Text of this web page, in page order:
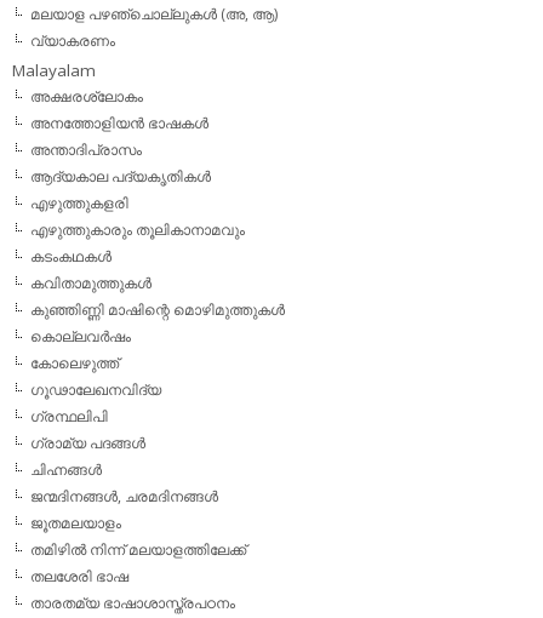
മലയാള പഴഞ്ചൊല്ലുകൾ (അ, ആ)
വ്യാകരണം
Malayalam
അക്ഷരശ്ലോകം
അനത്തോളിയന്‍ ഭാഷകള്‍
അന്താദിപ്രാസം
ആദ്യകാല പദ്യകൃതികള്‍
എഴുത്തുകളരി
എഴുത്തുകാരും തൂലികാനാമവും
കടംകഥകള്‍
കവിതാമുത്തുകള്‍
കുഞ്ഞിണ്ണി മാഷിന്റെ മൊഴിമുത്തുകള്‍
കൊല്ലവര്‍ഷം
കോലെഴുത്ത്
ഗൂഢാലേഖനവിദ്യ
ഗ്രന്ഥലിപി
ഗ്രാമ്യ പദങ്ങള്‍
ചിഹ്നങ്ങള്‍
ജന്മദിനങ്ങള്‍, ചരമദിനങ്ങള്‍
ജൂതമലയാളം
തമിഴില്‍ നിന്ന് മലയാളത്തിലേക്ക്
തലശേരി ഭാഷ
താരതമ്യ ഭാഷാശാസ്ത്രപഠനം